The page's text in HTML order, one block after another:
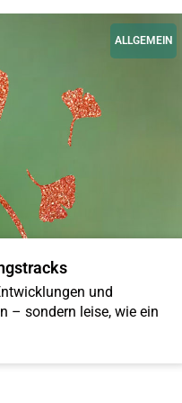
ALLGEMEIN
und
– sondern leise, wie ein